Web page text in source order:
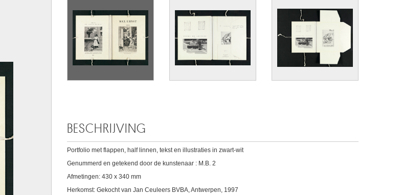
BESCHRIJVING
Portfolio met flappen, half linnen, tekst en illustraties in zwart-wit
Genummerd en getekend door de kunstenaar : M.B. 2
Afmetingen: 430 x 340 mm
Herkomst: Gekocht van Jan Ceuleers BVBA, Antwerpen, 1997